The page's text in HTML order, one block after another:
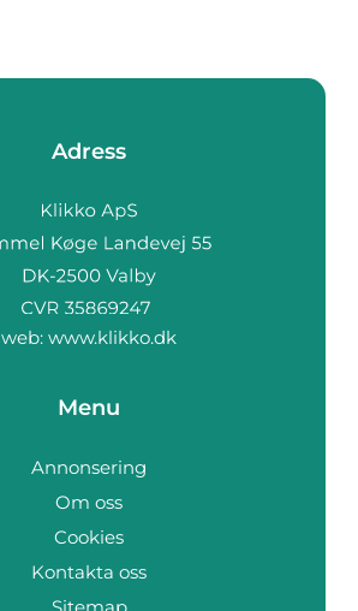
Adress
web: www.klikko.dk
Menu
Annonsering
Om oss
Cookies
Kontakta oss